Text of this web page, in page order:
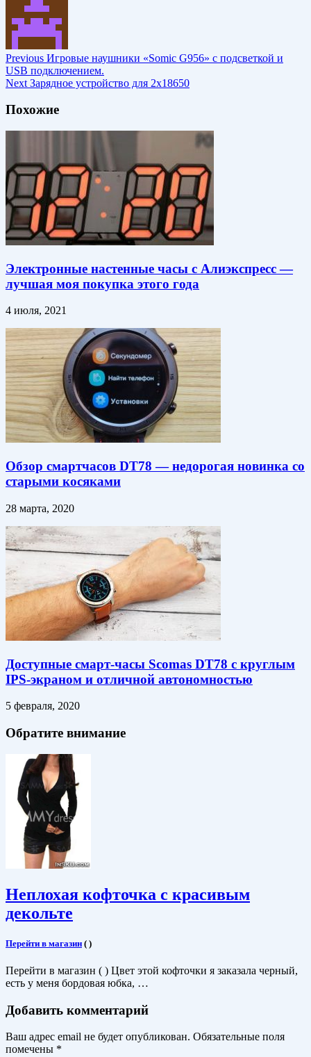
Previous Игровые наушники «Somic G956» с подсветкой и
USB подключением.
Next Зарядное устройство для 2х18650
Похожие
Электронные настенные часы с Алиэкспресс —
лучшая моя покупка этого года
4 июля, 2021
Обзор смартчасов DT78 — недорогая новинка со
старыми косяками
28 марта, 2020
Доступные смарт-часы Scomas DT78 с круглым
IPS-экраном и отличной автономностью
5 февраля, 2020
Обратите внимание
Неплохая кофточка с красивым
декольте
Перейти в магазин ( )
Перейти в магазин ( ) Цвет этой кофточки я заказала черный,
есть у меня бордовая юбка, …
Добавить комментарий
Ваш адрес email не будет опубликован. Обязательные поля
помечены *